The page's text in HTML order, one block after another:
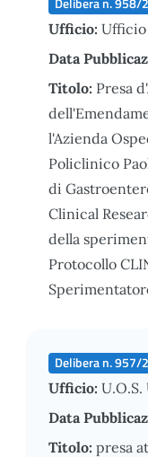
Ufficio:
Data
Titolo: Presa
l'Azienda
Policlinico
di
Clinical
della
Protocollo
Delibera n. 957/
Ufficio:
Data
Titolo: presa